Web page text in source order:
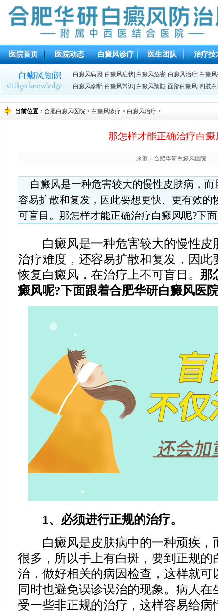
医院首页 医院动态 白癜风诊疗 医生团队 治疗技
白癜风病因 白癜风症状 白癜风危害 白癜风治疗 白癜
白癜风诊断 白癜风常识 白癜风预防 面部白癜风 四肢
当前位置 ： 合肥白癜风医院 > 白癜风诊疗 > 白癜风治疗 >
那怎样才能正确治疗白癜
来源：合肥华研白癜风医院
白癜风是一种危害较大的慢性皮肤病，
容易扩散和复发，因此要想更快、更有效的
可盲目。那怎样才能正确治疗白癜风呢?下
白癜风是一种危害较大的慢性皮
治疗难度，还容易扩散和复发，因此
恢复白癜风，在治疗上不可盲目。 那
癜风呢?下面跟着合肥华研白癜风医
1、必须进行正规的治疗。
白癜风是皮肤病中的一种顽疾，
很多，所以手上有白斑，要到正规的
治，做好相关的病因检查，这样就可
同时也避免误诊误治的现象。病人
受一些非正规的治疗，这样容易给病